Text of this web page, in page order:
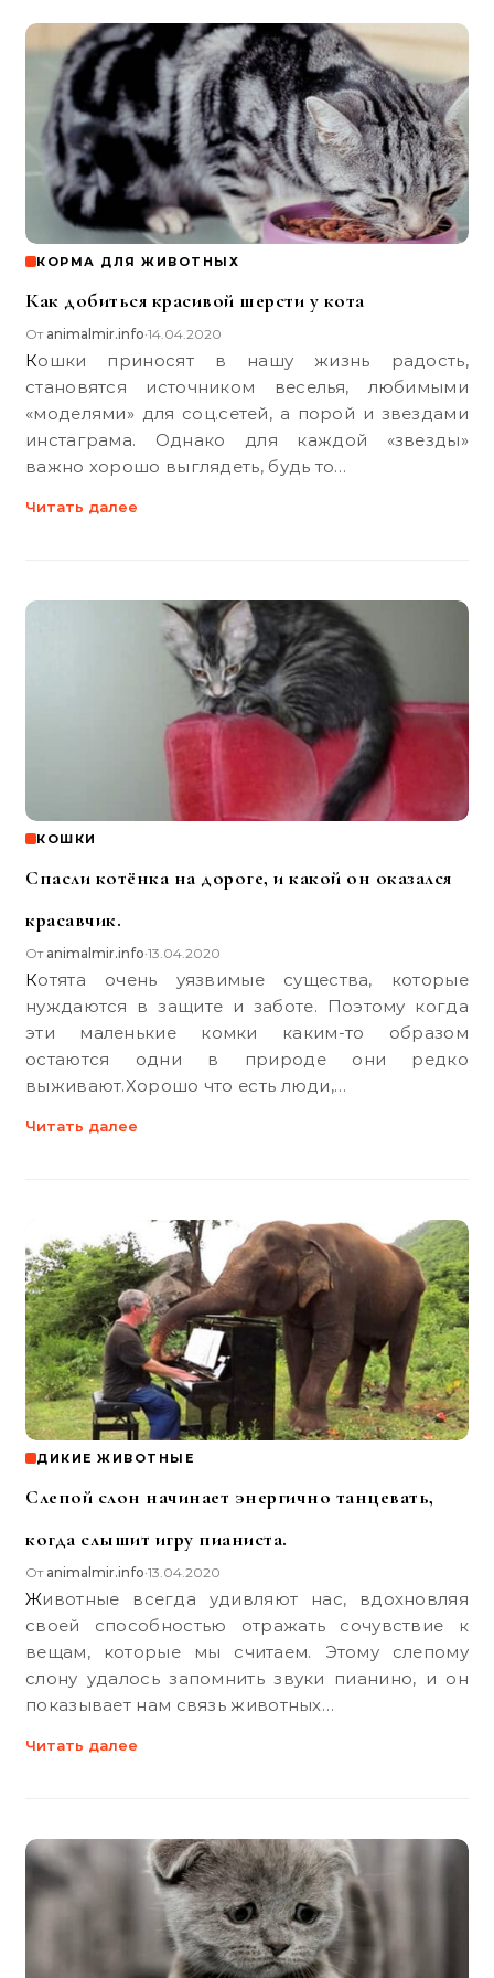
КОРМА ДЛЯ ЖИВОТНЫХ
Как добиться красивой шерсти у кота
От animalmir.info•14.04.2020
Кошки приносят в нашу жизнь радость,
становятся источником веселья, любимыми
«моделями» для соц.сетей, а порой и звездами
инстаграма. Однако для каждой «звезды»
важно хорошо выглядеть, будь то…
Читать далее
КОШКИ
Спасли котёнка на дороге, и какой он оказался
красавчик.
От animalmir.info•13.04.2020
Котята очень уязвимые существа, которые
нуждаются в защите и заботе. Поэтому когда
эти маленькие комки каким-то образом
остаются одни в природе они редко
выживают.Хорошо что есть люди,…
Читать далее
ДИКИЕ ЖИВОТНЫЕ
Слепой слон начинает энергично танцевать,
когда слышит игру пианиста.
От animalmir.info•13.04.2020
Животные всегда удивляют нас, вдохновляя
своей способностью отражать сочувствие к
вещам, которые мы считаем. Этому слепому
слону удалось запомнить звуки пианино, и он
показывает нам связь животных…
Читать далее